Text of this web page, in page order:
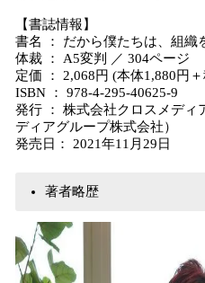
【書誌情報】
書名 ： だから僕たちは、組織
体裁 ： A5変判 ／ 304ページ
定価 ： 2,068円 (本体1,880円
ISBN ： 978-4-295-40625-9
発行 ： 株式会社クロスメディ
ディアグループ株式会社）
発売日： 2021年11月29日
著者略歴